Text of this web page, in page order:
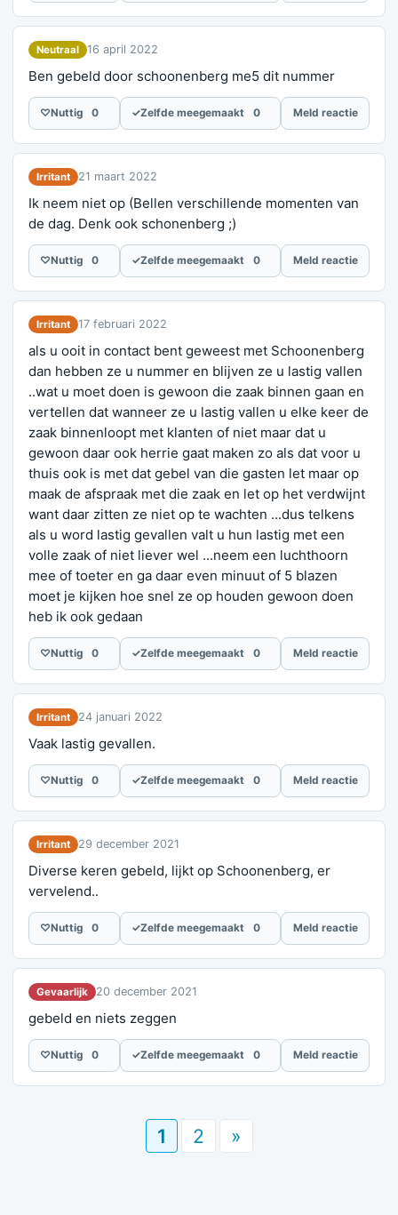
Neutraal 16 april 2022
Ben gebeld door schoonenberg me5 dit nummer
♡Nuttig 0 ✓Zelfde meegemaakt 0 Meld reactie
Irritant 21 maart 2022
Ik neem niet op (Bellen verschillende momenten van
de dag. Denk ook schonenberg ;)
♡Nuttig 0 ✓Zelfde meegemaakt 0 Meld reactie
Irritant 17 februari 2022
als u ooit in contact bent geweest met Schoonenberg
dan hebben ze u nummer en blijven ze u lastig vallen
..wat u moet doen is gewoon die zaak binnen gaan en
vertellen dat wanneer ze u lastig vallen u elke keer de
zaak binnenloopt met klanten of niet maar dat u
gewoon daar ook herrie gaat maken zo als dat voor u
thuis ook is met dat gebel van die gasten let maar op
maak de afspraak met die zaak en let op het verdwijnt
want daar zitten ze niet op te wachten ...dus telkens
als u word lastig gevallen valt u hun lastig met een
volle zaak of niet liever wel ...neem een luchthoorn
mee of toeter en ga daar even minuut of 5 blazen
moet je kijken hoe snel ze op houden gewoon doen
heb ik ook gedaan
♡Nuttig 0 ✓Zelfde meegemaakt 0 Meld reactie
Irritant 24 januari 2022
Vaak lastig gevallen.
♡Nuttig 0 ✓Zelfde meegemaakt 0 Meld reactie
Irritant 29 december 2021
Diverse keren gebeld, lijkt op Schoonenberg, er
vervelend..
♡Nuttig 0 ✓Zelfde meegemaakt 0 Meld reactie
Gevaarlijk 20 december 2021
gebeld en niets zeggen
♡Nuttig 0 ✓Zelfde meegemaakt 0 Meld reactie
1 2 »